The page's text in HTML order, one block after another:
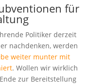
für
Politiker derzeit
nachdenken, werden
weiter munter mit
. Wollen wir wirklich
zur Bereitstellung